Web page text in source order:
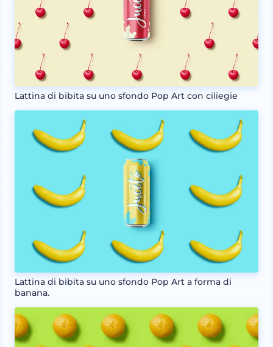
Lattina di bibita su uno sfondo Pop Art con ciliegie
Lattina di bibita su uno sfondo Pop Art a forma di
banana.